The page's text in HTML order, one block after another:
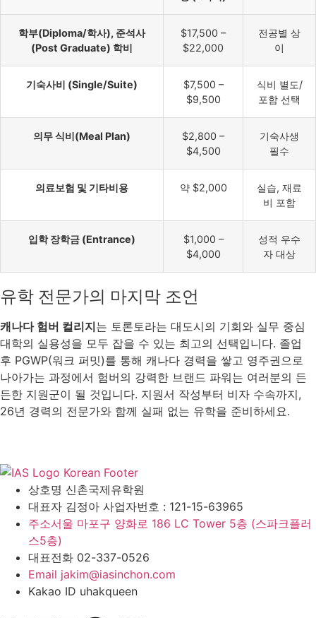
학부(Diploma/학사), 준석사
(Post Graduate) 학비
$17,500 –
$22,000
전공별 상
이
기숙사비 (Single/Suite)
$7,500 –
$9,500
식비 별도/
포함 선택
의무 식비(Meal Plan)
$2,800 –
$4,500
기숙사생
필수
의료보험 및 기타비용 약 $2,000
실습, 재료
비 포함
입학 장학금 (Entrance)
$1,000 –
$4,000
성적 우수
자 대상
유학 전문가의 마지막 조언
캐나다 험버 컬리지는 토론토라는 대도시의 기회와 실무 중심
대학의 실용성을 모두 잡을 수 있는 최고의 선택입니다. 졸업
후 PGWP(워크 퍼밋)를 통해 캐나다 경력을 쌓고 영주권으로
나아가는 과정에서 험버의 강력한 브랜드 파워는 여러분의 든
든한 지원군이 될 것입니다. 지원서 작성부터 비자 수속까지,
26년 경력의 전문가와 함께 실패 없는 유학을 준비하세요.
상호명 신촌국제유학원
대표자 김정아 사업자번호 : 121-15-63965
주소서울 마포구 양화로 186 LC Tower 5층 (스파크플러
스5층)
대표전화 02-337-0526
Email jakim@iasinchon.com
Kakao ID uhakqueen